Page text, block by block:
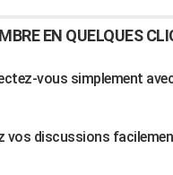
EN QUELQUES
vous simplement
vos discussions